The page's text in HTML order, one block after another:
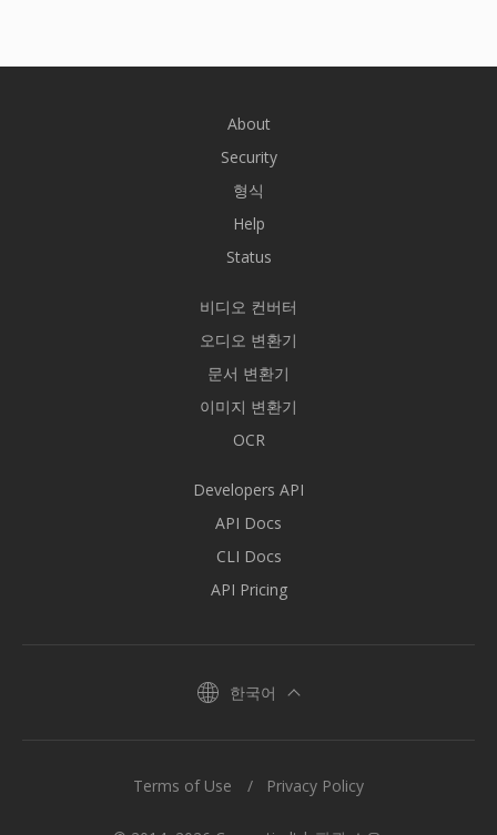
About
Security
형식
Help
Status
비디오 컨버터
오디오 변환기
문서 변환기
이미지 변환기
OCR
Developers API
API Docs
CLI Docs
API Pricing
한국어
Terms of Use Privacy Policy